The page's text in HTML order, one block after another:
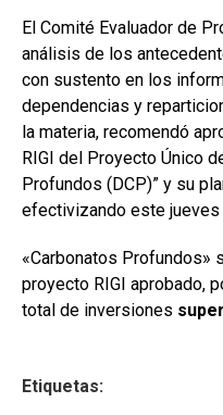
El Comité Evaluador de
análisis de los
con sustento en los
dependencias y
la materia, recomendó
RIGI del Proyecto Único
Profundos (DCP)” y su
efectivizando este
«Carbonatos Profundos»
proyecto RIGI aprobado,
total de inversiones
Etiquetas: